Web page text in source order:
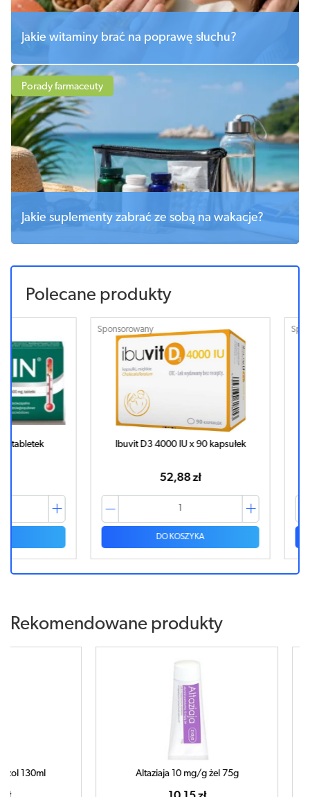
Jakie witaminy brać na poprawę słuchu?
Porady farmaceuty
Jakie suplementy zabrać ze sobą na wakacje?
Polecane produkty
Sponsorowany
Ibuvit D3 4000 IU x 90 kapsułek
52,88 zł
DO KOSZYKA
Rekomendowane produkty
Altaziaja 10 mg/g żel 75g